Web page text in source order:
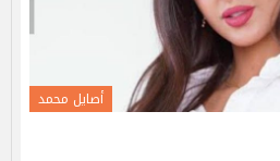
أصايل محمد